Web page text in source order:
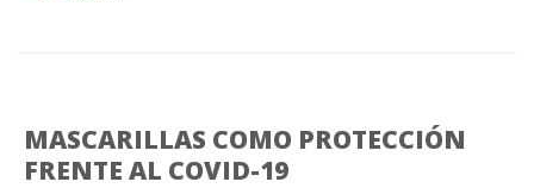
MASCARILLAS COMO PROTECCIÓN
FRENTE AL COVID-19